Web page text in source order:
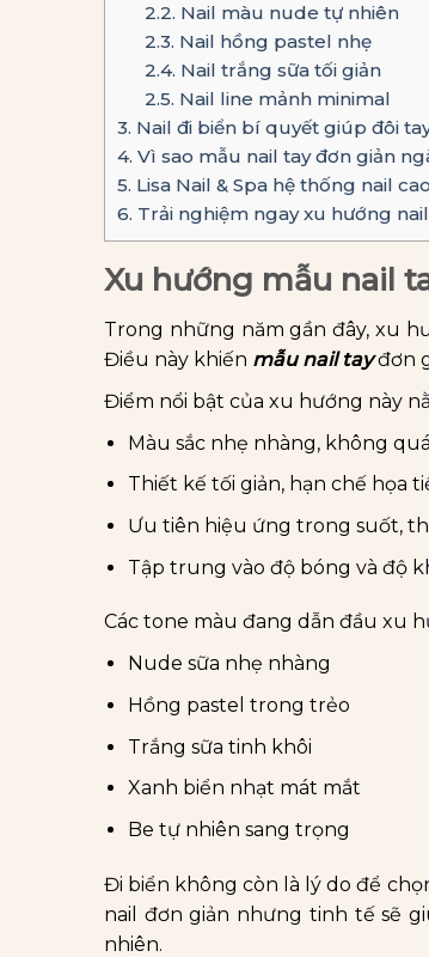
2.2. Nail màu nude tự nhiên
2.3. Nail hồng pastel nhẹ
2.4. Nail trắng sữa tối giản
2.5. Nail line mảnh minimal
3. Nail đi biển bí quyết giúp đôi
4. Vì sao mẫu nail tay đơn giản
5. Lisa Nail & Spa hệ thống nail
6. Trải nghiệm ngay xu hướng
Xu hướng mẫu nail
Trong những năm gần đây, xu
Điều này khiến mẫu nail tayđơn
Điểm nổi bật của xu hướng này
Màu sắc nhẹ nhàng, không
Thiết kế tối giản, hạn chế họa
Ưu tiên hiệu ứng trong suốt,
Tập trung vào độ bóng và độ
Các tone màu đang dẫn đầu xu
Nude sữa nhẹ nhàng
Hồng pastel trong trẻo
Trắng sữa tinh khôi
Xanh biển nhạt mát mắt
Be tự nhiên sang trọng
Đi biển không còn là lý do để
nail đơn giản nhưng tinh tế sẽ
nhiên.